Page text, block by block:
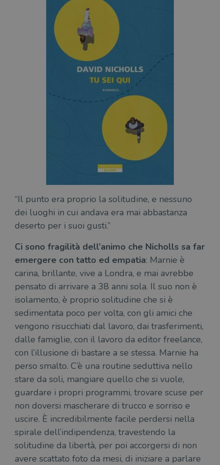
“Il punto era proprio la solitudine, e nessuno
dei luoghi in cui andava era mai abbastanza
deserto per i suoi gusti.”
Ci sono fragilità dell’animo che Nicholls sa far
emergere con tatto ed empatia: Marnie è
carina, brillante, vive a Londra, e mai avrebbe
pensato di arrivare a 38 anni sola. Il suo non è
isolamento, è proprio solitudine che si è
sedimentata poco per volta, con gli amici che
vengono risucchiati dal lavoro, dai trasferimenti,
dalle famiglie, con il lavoro da editor freelance,
con l’illusione di bastare a se stessa. Marnie ha
perso smalto. C’è una routine seduttiva nello
stare da soli, mangiare quello che si vuole,
guardare i propri programmi, trovare scuse per
non doversi mascherare di trucco e sorriso e
uscire. È incredibilmente facile perdersi nella
spirale dell’indipendenza, travestendo la
solitudine da libertà, per poi accorgersi di non
avere scattato foto da mesi, di iniziare a parlare